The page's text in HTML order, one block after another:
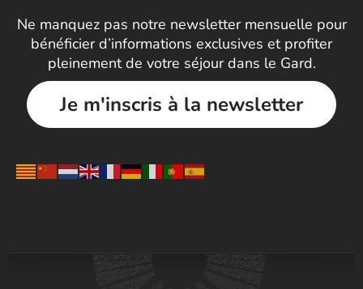
Ne manquez pas notre newsletter mensuelle pour
bénéficier d’informations exclusives et profiter
pleinement de votre séjour dans le Gard.
Je m'inscris à la newsletter